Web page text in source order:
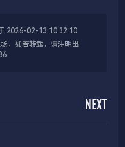
2026-02-13 10:32:10
，如若转载，请注明出
NEXT